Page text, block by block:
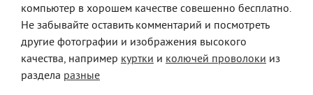
компьютер в хорошем качестве совешенно бесплатно.
Не забывайте оставить комментарий и посмотреть
другие фотографии и изображения высокого
качества, например куртки и колючей проволоки из
раздела разные